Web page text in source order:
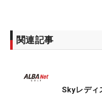
てグリーンに行ったら
たかな…』と思ってい
たら本当にボールが
ったんだ！』って感
関連記事
Skyレデ